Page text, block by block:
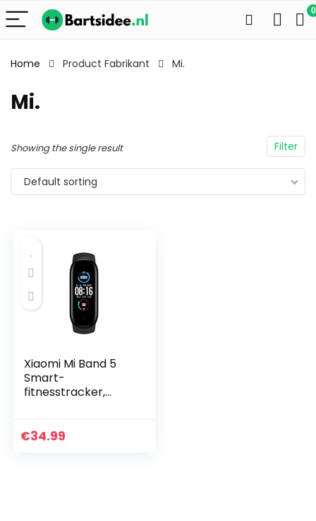
0
Home Product Fabrikant Mi.
Mi.
Filter
Showing the single result
Default sorting
Xiaomi Mi Band 5
Smart-
fitnesstracker,
dagen batterijduur,
€34.99